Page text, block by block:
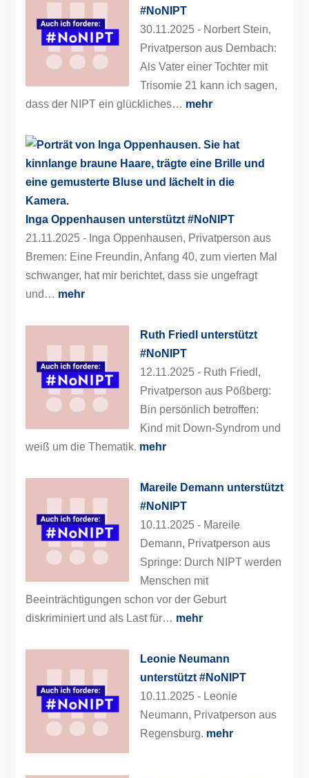
#NoNIPT
30.11.2025 - Norbert Stein,
Privatperson aus Dernbach:
Als Vater einer Tochter mit
Trisomie 21 kann ich sagen,
dass der NIPT ein glückliches… mehr
Inga Oppenhausen unterstützt #NoNIPT
21.11.2025 - Inga Oppenhausen, Privatperson aus
Bremen: Eine Freundin, Anfang 40, zum vierten Mal
schwanger, hat mir berichtet, dass sie ungefragt
und… mehr
Ruth Friedl unterstützt
#NoNIPT
12.11.2025 - Ruth Friedl,
Privatperson aus Pößberg:
Bin persönlich betroffen:
Kind mit Down-Syndrom und
weiß um die Thematik. mehr
Mareile Demann unterstützt
#NoNIPT
10.11.2025 - Mareile
Demann, Privatperson aus
Springe: Durch NIPT werden
Menschen mit
Beeinträchtigungen schon vor der Geburt
diskriminiert und als Last für… mehr
Leonie Neumann
unterstützt #NoNIPT
10.11.2025 - Leonie
Neumann, Privatperson aus
Regensburg. mehr